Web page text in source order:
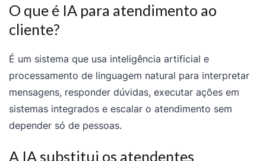
O que é IA para atendimento ao
cliente?
É um sistema que usa inteligência artificial e
processamento de linguagem natural para interpretar
mensagens, responder dúvidas, executar ações em
sistemas integrados e escalar o atendimento sem
depender só de pessoas.
A IA substitui os atendentes